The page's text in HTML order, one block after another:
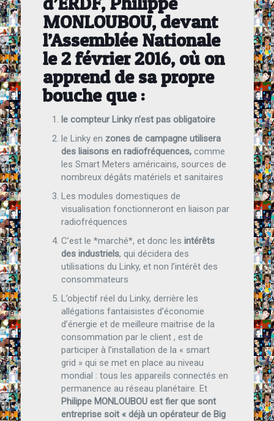
MONLOUBOU, devant
l’Assemblée Nationale
le 2 février 2016, où on
apprend de sa propre
bouche que :
le compteur Linky n’est pas obligatoire
le Linky en zones de campagne utilisera
des liaisons en radiofréquences,comme
les Smart Meters américains, sources de
nombreux dégâts matériels et sanitaires
Les modules domestiques de
visualisation fonctionneront en liaison par
radiofréquences
C’est le *marché*, et donc les intérêts
des industriels, qui décidera des
utilisations du Linky, et non l’intérêt des
consommateurs
L’objectif réel du Linky, derrière les
allégations fantaisistes d’économie
d’énergie et de meilleure maitrise de la
consommation par le client , est de
participer à l’installation de la « smart
grid » qui se met en place au niveau
mondial : tous les appareils connectés en
permanence au réseau planétaire. Et
Philippe MONLOUBOU est fier que sont
entreprise soit « déjà un opérateur de Big